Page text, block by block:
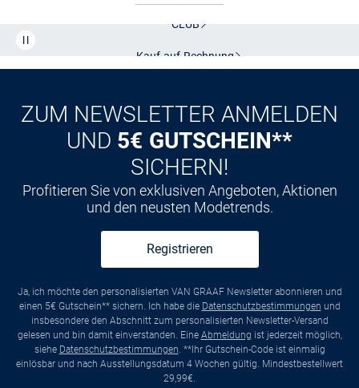
CLUB
Kauf auf Rechnung
ZUM NEWSLETTER ANMELDEN
UND 5€ GUTSCHEIN**
SICHERN!
Profitieren Sie von exklusiven Angeboten, Aktionen
und den neusten Modetrends.
Registrieren
Ja, ich möchte den personalisierten VAN GRAAF Newsletter abonnieren und
einen 5€ Gutschein** sichern. Ich habe die Datenschutzbestimmungen und
insbesondere den Abschnitt zum personalisierten Newsletter-Versand
gelesen und bin damit einverstanden. Eine Abmeldung ist jederzeit möglich,
siehe Datenschutzbestimmungen . **Ihr Gutschein-Code ist einmalig
einlösbar und nach Ausstellungsdatum 4 Wochen gültig. Mindestbestellwert
29,99€.